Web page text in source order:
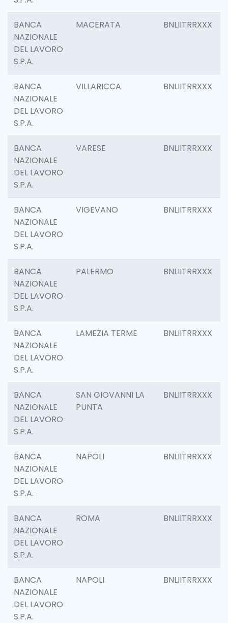
BANCA
NAZIONALE
DEL LAVORO
S.P.A.
MACERATA BNLIITRRXXX
BANCA
NAZIONALE
DEL LAVORO
S.P.A.
VILLARICCA BNLIITRRXXX
BANCA
NAZIONALE
DEL LAVORO
S.P.A.
VARESE BNLIITRRXXX
BANCA
NAZIONALE
DEL LAVORO
S.P.A.
VIGEVANO BNLIITRRXXX
BANCA
NAZIONALE
DEL LAVORO
S.P.A.
PALERMO BNLIITRRXXX
BANCA
NAZIONALE
DEL LAVORO
S.P.A.
LAMEZIA TERME BNLIITRRXXX
BANCA
NAZIONALE
DEL LAVORO
S.P.A.
SAN GIOVANNI LA
PUNTA
BNLIITRRXXX
BANCA
NAZIONALE
DEL LAVORO
S.P.A.
NAPOLI BNLIITRRXXX
BANCA
NAZIONALE
DEL LAVORO
S.P.A.
ROMA BNLIITRRXXX
BANCA
NAZIONALE
DEL LAVORO
S.P.A.
NAPOLI BNLIITRRXXX